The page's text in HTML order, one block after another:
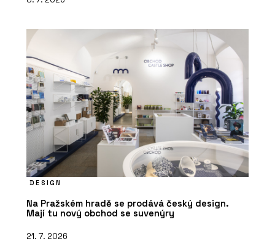
DESIGN
Na Pražském hradě se prodává český design.
Mají tu nový obchod se suvenýry
21. 7. 2026